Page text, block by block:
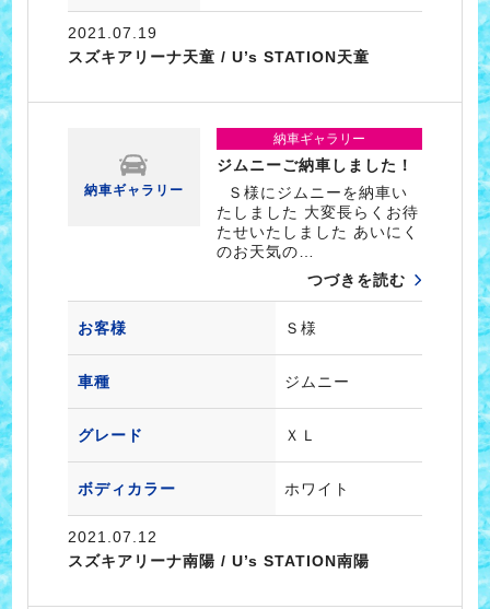
2021.07.19
スズキアリーナ天童 / U’s STATION天童
納車ギャラリー
納車ギャラリー
ジムニーご納車しました！
Ｓ様にジムニーを納車い
たしました 大変長らくお待
たせいたしました あいにく
のお天気の…
つづきを読む
お客様 Ｓ様
車種 ジムニー
グレード ＸＬ
ボディカラー ホワイト
2021.07.12
スズキアリーナ南陽 / U’s STATION南陽